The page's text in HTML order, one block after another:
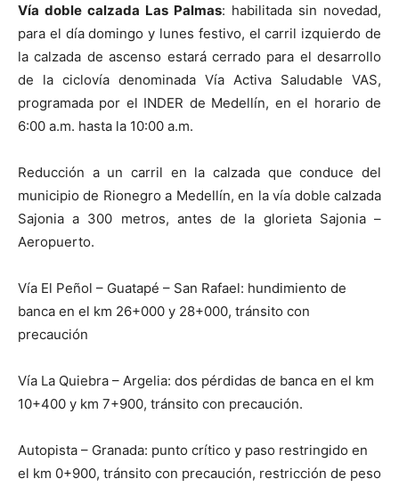
Vía doble calzada Las Palmas: habilitada sin novedad,
para el día domingo y lunes festivo, el carril izquierdo de
la calzada de ascenso estará cerrado para el desarrollo
de la ciclovía denominada Vía Activa Saludable VAS,
programada por el INDER de Medellín, en el horario de
6:00 a.m. hasta la 10:00 a.m.
Reducción a un carril en la calzada que conduce del
municipio de Rionegro a Medellín, en la vía doble calzada
Sajonia a 300 metros, antes de la glorieta Sajonia –
Aeropuerto.
Vía El Peñol – Guatapé – San Rafael: hundimiento de
banca en el km 26+000 y 28+000, tránsito con
precaución
Vía La Quiebra – Argelia: dos pérdidas de banca en el km
10+400 y km 7+900, tránsito con precaución.
Autopista – Granada: punto crítico y paso restringido en
el km 0+900, tránsito con precaución, restricción de peso